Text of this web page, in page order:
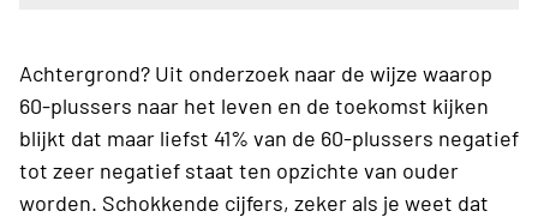
Achtergrond? Uit onderzoek naar de wijze waarop
60-plussers naar het leven en de toekomst kijken
blijkt dat maar liefst 41% van de 60-plussers negatief
tot zeer negatief staat ten opzichte van ouder
worden. Schokkende cijfers, zeker als je weet dat